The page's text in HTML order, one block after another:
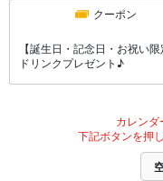
クーポン
【誕生日・記念日・お祝い
ドリンクプレゼント♪
カレンダ
下記ボタンを押